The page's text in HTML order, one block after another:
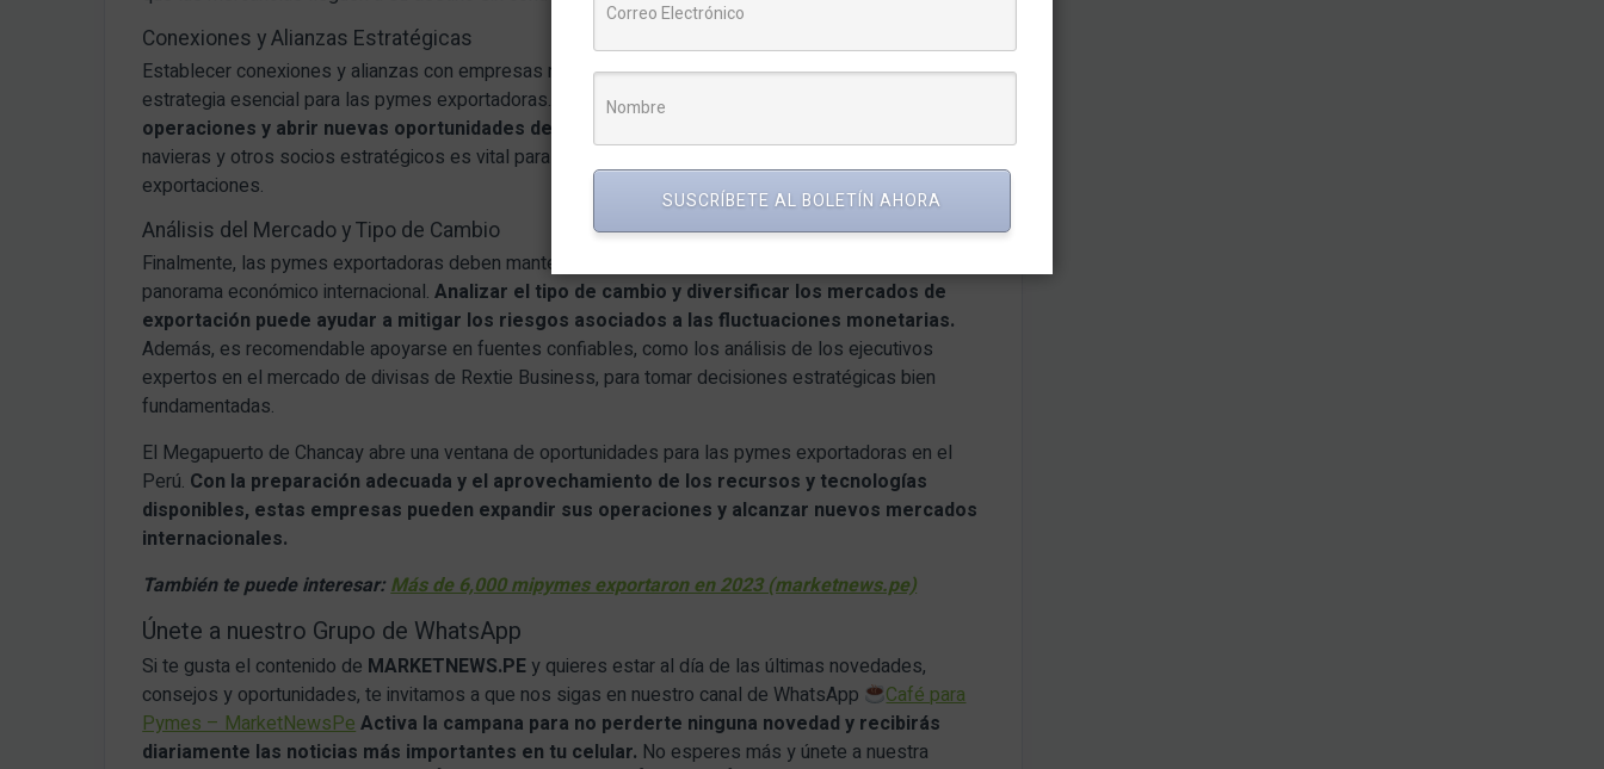
Conexiones y Alianzas Estratégicas
Establecer conexiones y alianzas con empresas navieras y otros actores clave en el puerto es otra
estrategia esencial para las pymes exportadoras.
Estas relaciones pueden facilitar las
operaciones y abrir nuevas oportunidades de negocio.
navieras y otros socios estratégicos es vital para la planificación y ejecución eficiente de las
exportaciones.
Análisis del Mercado y Tipo de Cambio
Finalmente, las pymes exportadoras deben mantenerse informadas sobre la evolución del dólar y el
panorama económico internacional.Analizar el tipo de cambio y diversificar los mercados de
exportación puede ayudar a mitigar los riesgos asociados a las fluctuaciones monetarias.
Además, es recomendable apoyarse en fuentes confiables, como los análisis de los ejecutivos
expertos en el mercado de divisas de Rextie Business, para tomar decisiones estratégicas bien
fundamentadas.
El Megapuerto de Chancay abre una ventana de oportunidades para las pymes exportadoras en el
Perú. Con la preparación adecuada y el aprovechamiento de los recursos y tecnologías
disponibles, estas empresas pueden expandir sus operaciones y alcanzar nuevos mercados
internacionales.
También te puede interesar:Más de 6,000 mipymes exportaron en 2023 (marketnews.pe)
Únete a nuestro Grupo de WhatsApp
Si te gusta el contenido de MARKETNEWS.PE y quieres estar al día de las últimas novedades,
consejos y oportunidades, te invitamos a que nos sigas en nuestro canal de WhatsApp
Café para
Pymes – MarketNewsPeActiva la campana para no perderte ninguna novedad y recibirás
diariamente las noticias más importantes en tu celular. No esperes más y únete a nuestra
SUSCRÍBETE AL BOLETÍN AHORA